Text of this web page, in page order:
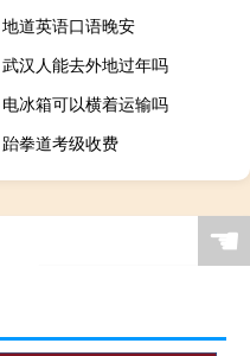
地道英语口语晚安
武汉人能去外地过年吗
电冰箱可以横着运输吗
跆拳道考级收费
☚